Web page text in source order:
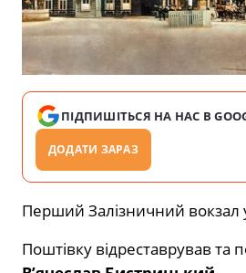
ПІДПИШІТЬСЯ НА НАС В
ДОДАТИ ЗАРАЗ
Перший Залізничний вокзал
Поштівку відреставрував та